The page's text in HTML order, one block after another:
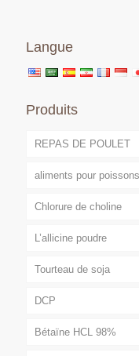
Langue
Produits
REPAS DE POULET
aliments pour
Chlorure de choline
L’allicine poudre
Tourteau de soja
DCP
Bétaïne HCL 98%